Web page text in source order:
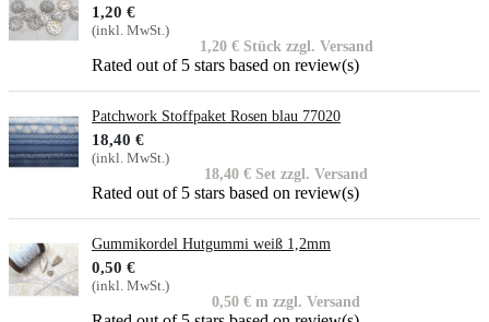
1,20 €
(inkl. MwSt.)
1,20 € Stück zzgl. Versand
Rated out of 5 stars based on review(s)
Patchwork Stoffpaket Rosen blau 77020
18,40 €
(inkl. MwSt.)
18,40 € Set zzgl. Versand
Rated out of 5 stars based on review(s)
Gummikordel Hutgummi weiß 1,2mm
0,50 €
(inkl. MwSt.)
0,50 € m zzgl. Versand